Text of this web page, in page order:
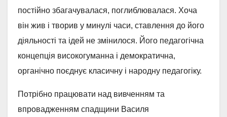
постійно збагачувалася, поглиблювалася. Хоча
він жив і творив у минулі часи, ставлення до його
діяльності та ідей не змінилося. Його педагогічна
концепція високогуманна і демократична,
органічно поєднує класичну і народну педагогіку.
Потрібно працювати над вивченням та
впровадженням спадщини Василя